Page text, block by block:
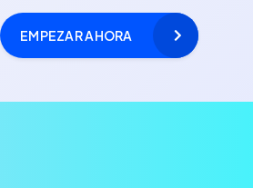
EMPEZAR AHORA